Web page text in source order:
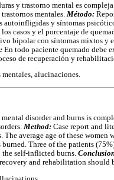
y trastorno mental es
mentales. Método:
autoinfligidas y síntomas
casos y el porcentaje de
bipolar con síntomas mixtos y
En todo paciente quemado debe
de recuperación y
mentales, alucinaciones.
disorder and burns is
Method: Case report and
average age of these women
Three of the patients
the self-inflicted burns.
and rehabilitation should